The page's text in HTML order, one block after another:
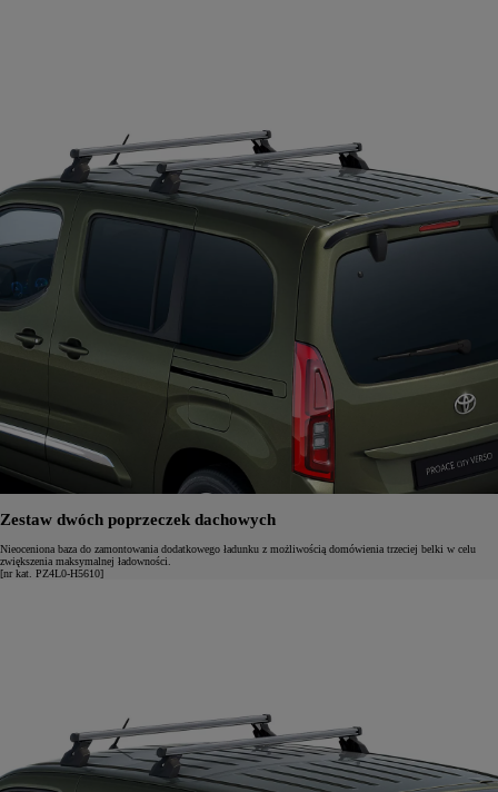
Zestaw dwóch poprzeczek dachowych
Nieoceniona baza do zamontowania dodatkowego ładunku z możliwością domówienia trzeciej belki w celu
zwiększenia maksymalnej ładowności.
[nr kat. PZ4L0-H5610]